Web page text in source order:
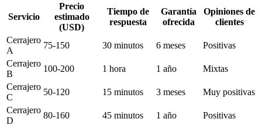
Servicio
Precio
estimado
(USD)
Tiempo de
respuesta
Garantía
ofrecida
Opiniones de
clientes
Cerrajero
A
75-150 30 minutos 6 meses
Positivas
Cerrajero
B
100-200 1 hora 1 año
Mixtas
Cerrajero
C
50-120 15 minutos 3 meses
Muy positivas
Cerrajero
D
80-160 45 minutos 1 año Positivas